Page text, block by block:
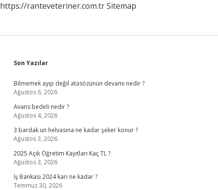
https://ranteveteriner.com.trSitemap
Sidebar
Son Yazılar
Bilmemek ayıp değil atasözünün devamı nedir ?
Ağustos 6, 2026
Avans bedeli nedir ?
Ağustos 4, 2026
3 bardak un helvasına ne kadar şeker konur ?
Ağustos 3, 2026
2025 Açık Öğretim Kayıtları Kaç TL ?
Ağustos 3, 2026
İş Bankası 2024 karı ne kadar ?
Temmuz 30, 2026